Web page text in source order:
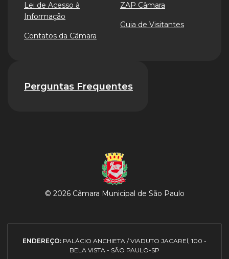
Lei de Acesso à
Informação
Contatos da Câmara
ZAP Câmara
Guia de Visitantes
Perguntas Frequentes
© 2026 Câmara Municipal de São Paulo
ENDEREÇO: PALÁCIO ANCHIETA / VIADUTO JACAREÍ, 100 -
BELA VISTA - SÃO PAULO-SP